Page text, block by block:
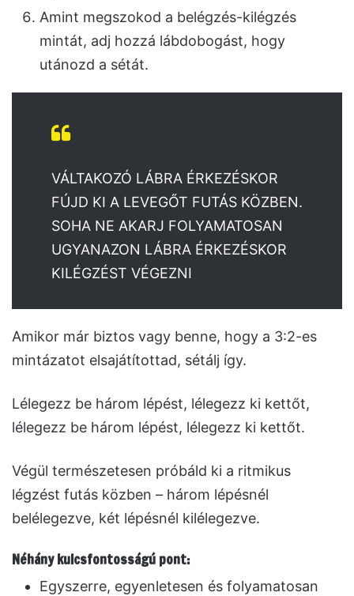
Amint megszokod a belégzés-kilégzés
mintát, adj hozzá lábdobogást, hogy
utánozd a sétát.
VÁLTAKOZÓ LÁBRA ÉRKEZÉSKOR
FÚJD KI A LEVEGŐT FUTÁS KÖZBEN.
SOHA NE AKARJ FOLYAMATOSAN
UGYANAZON LÁBRA ÉRKEZÉSKOR
KILÉGZÉST VÉGEZNI
Amikor már biztos vagy benne, hogy a 3:2-es
mintázatot elsajátítottad, sétálj így.
Lélegezz be három lépést, lélegezz ki kettőt,
lélegezz be három lépést, lélegezz ki kettőt.
Végül természetesen próbáld ki a ritmikus
légzést futás közben – három lépésnél
belélegezve, két lépésnél kilélegezve.
Néhány kulcsfontosságú pont:
Egyszerre, egyenletesen és folyamatosan